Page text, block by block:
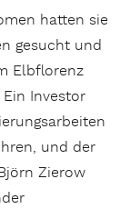
hatten sie
gesucht und
Elbflorenz
Investor
und der
Zierow